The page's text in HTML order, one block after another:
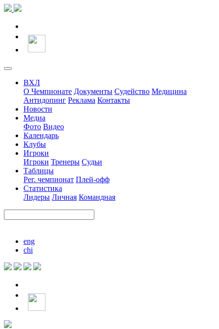
ВХЛ
О Чемпионате Документы Судейство Медицина
Антидопинг Реклама Контакты
Новости
Медиа
Фото Видео
Календарь
Клубы
Игроки
Игроки Тренеры Судьи
Таблицы
Рег. чемпионат Плей-офф
Статистика
Лидеры Личная Командная
eng
chi